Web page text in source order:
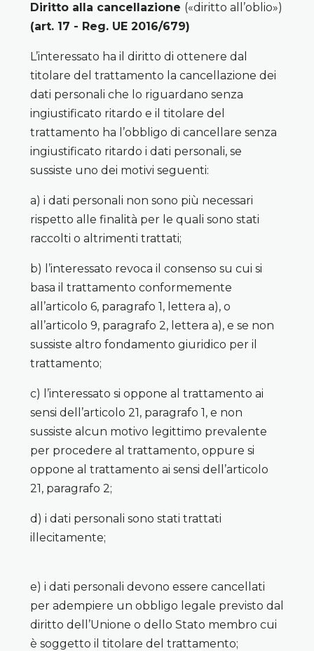
Diritto alla cancellazione («diritto all’oblio»)
(art. 17 - Reg. UE 2016/679)
L’interessato ha il diritto di ottenere dal
titolare del trattamento la cancellazione dei
dati personali che lo riguardano senza
ingiustificato ritardo e il titolare del
trattamento ha l’obbligo di cancellare senza
ingiustificato ritardo i dati personali, se
sussiste uno dei motivi seguenti:
a) i dati personali non sono più necessari
rispetto alle finalità per le quali sono stati
raccolti o altrimenti trattati;
b) l’interessato revoca il consenso su cui si
basa il trattamento conformemente
all’articolo 6, paragrafo 1, lettera a), o
all’articolo 9, paragrafo 2, lettera a), e se non
sussiste altro fondamento giuridico per il
trattamento;
c) l’interessato si oppone al trattamento ai
sensi dell’articolo 21, paragrafo 1, e non
sussiste alcun motivo legittimo prevalente
per procedere al trattamento, oppure si
oppone al trattamento ai sensi dell’articolo
21, paragrafo 2;
d) i dati personali sono stati trattati
illecitamente;
e) i dati personali devono essere cancellati
per adempiere un obbligo legale previsto dal
diritto dell’Unione o dello Stato membro cui
è soggetto il titolare del trattamento;